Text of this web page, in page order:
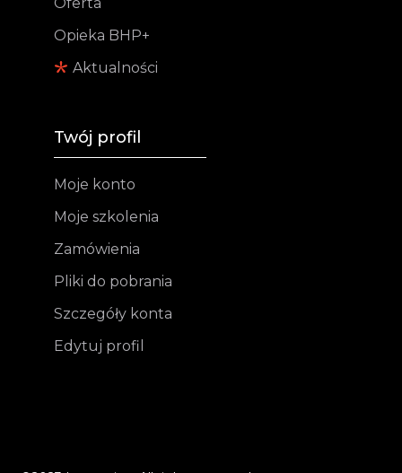
Opieka BHP+
Aktualności
Twój profil
Moje konto
Moje szkolenia
Zamówienia
Pliki do pobrania
Szczegóły konta
Edytuj profil